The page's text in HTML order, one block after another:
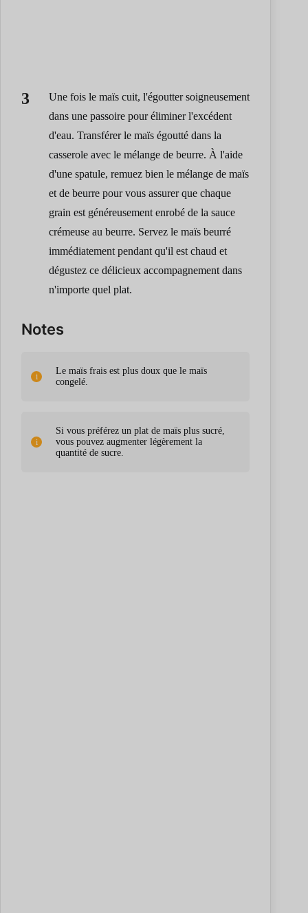
Une fois le maïs cuit, l'égoutter soigneusement
dans une passoire pour éliminer l'excédent
d'eau. Transférer le maïs égoutté dans la
casserole avec le mélange de beurre. À l'aide
d'une spatule, remuez bien le mélange de maïs
et de beurre pour vous assurer que chaque
grain est généreusement enrobé de la sauce
crémeuse au beurre. Servez le maïs beurré
immédiatement pendant qu'il est chaud et
dégustez ce délicieux accompagnement dans
n'importe quel plat.
Notes
Le maïs frais est plus doux que le maïs
congelé.
Si vous préférez un plat de maïs plus sucré,
vous pouvez augmenter légèrement la
quantité de sucre.